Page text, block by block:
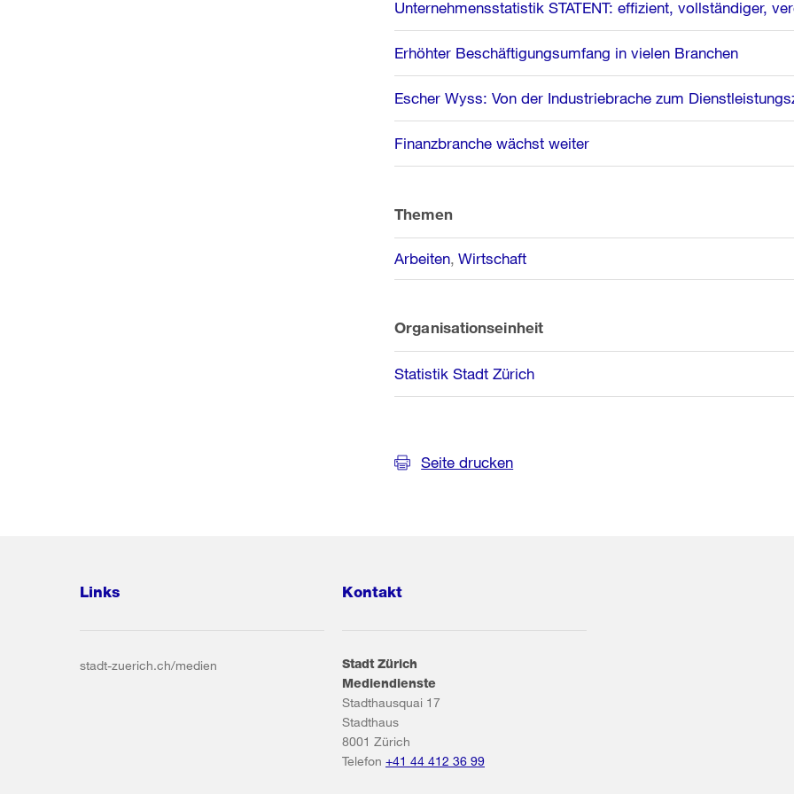
Unternehmensstatistik STATENT: effizient, vollständiger,
Erhöhter Beschäftigungsumfang in vielen Branchen
Escher Wyss: Von der Industriebrache zum
Finanzbranche wächst weiter
Themen
Arbeiten Wirtschaft
Organisationseinheit
Statistik Stadt Zürich
Seite drucken
Links
stadt-zuerich.ch/medien
Kontakt
Stadt Zürich
Mediendienste
Stadthausquai 17
Stadthaus
8001 Zürich
Telefon +41 44 412 36 99